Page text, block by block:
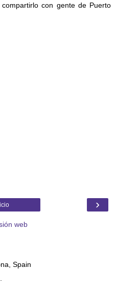
con gente de Puerto
›
web
Spain